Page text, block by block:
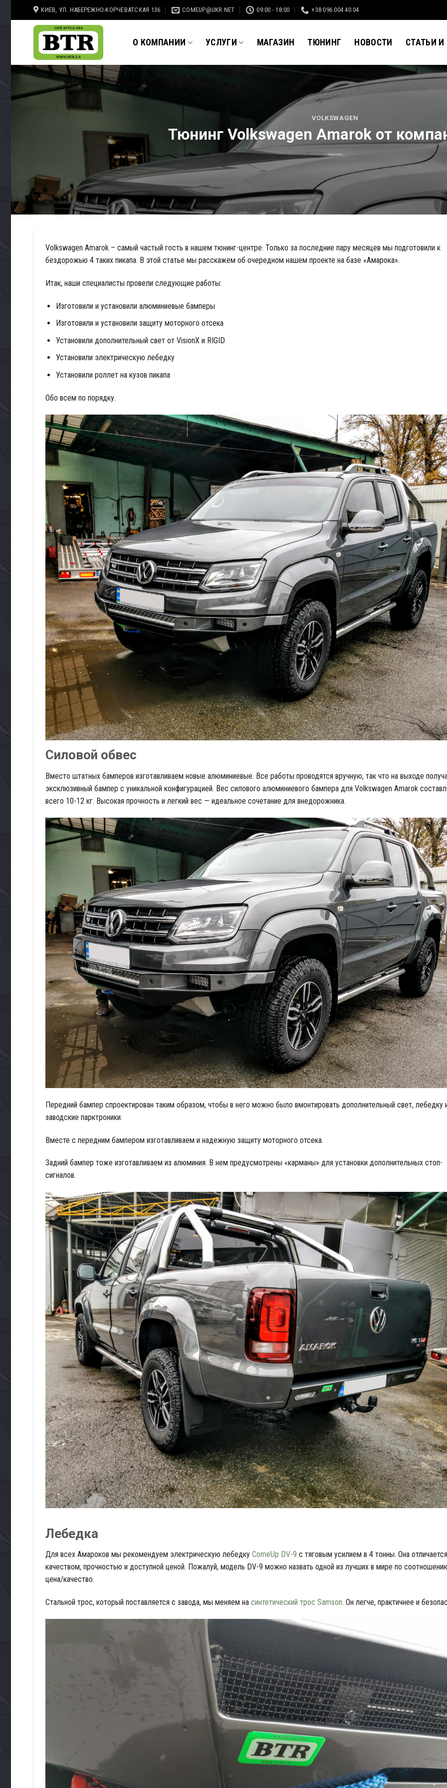
to
content
КИЕВ, УЛ. НАБЕРЕЖНО-КОРЧЕВАТСКАЯ 136 COMEUP@UKR.NET 09:00 - 18:00 +38 096 004 40 04
О КОМПАНИИ УСЛУГИ МАГАЗИН ТЮНИНГ НОВОСТИ СТАТЬИ
VOLKSWAGEN
Тюнинг Volkswagen Amarok от
Volkswagen Amarok – самый частый гость в нашем тюнинг-центре. Только за последние пару месяцев мы подготовили к
бездорожью 4 таких пикапа. В этой статье мы расскажем об очередном нашем проекте на базе «Амарока».
Итак, наши специалисты провели следующие работы:
Изготовили и установили алюминиевые бамперы
Изготовили и установили защиту моторного отсека
Установили дополнительный свет от VisionX и RIGID
Установили электрическую лебедку
Установили роллет на кузов пикапа
Обо всем по порядку.
Силовой обвес
Вместо штатных бамперов изготавливаем новые алюминиевые. Все работы проводятся вручную, так что на выходе
эксклюзивный бампер с уникальной конфигурацией. Вес силового алюминиевого бампера для Volkswagen Amarok
всего 10-12 кг. Высокая прочность и легкий вес — идеальное сочетание для внедорожника.
Передний бампер спроектирован таким образом, чтобы в него можно было вмонтировать дополнительный свет, лебедку
заводские парктроники.
Вместе с передним бампером изготавливаем и надежную защиту моторного отсека.
Задний бампер тоже изготавливаем из алюминия. В нем предусмотрены «карманы» для установки дополнительных стоп-
сигналов.
Лебедка
Для всех Амароков мы рекомендуем электрическую лебедку ComeUp DV-9 с тяговым усилием в 4 тонны. Она отличается
качеством, прочностью и доступной ценой. Пожалуй, модель DV-9 можно назвать одной из лучших в мире по
цена/качество.
Стальной трос, который поставляется с завода, мы меняем на синтетический трос Samson. Он легче, практичнее и